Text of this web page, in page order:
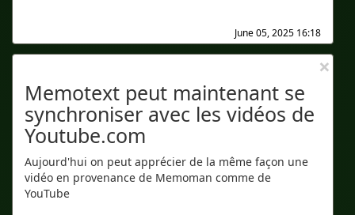
June 05, 2025 16:18
×
Memotext peut maintenant se
synchroniser avec les vidéos de
Youtube.com
Aujourd'hui on peut apprécier de la même façon une
vidéo en provenance de Memoman comme de
YouTube